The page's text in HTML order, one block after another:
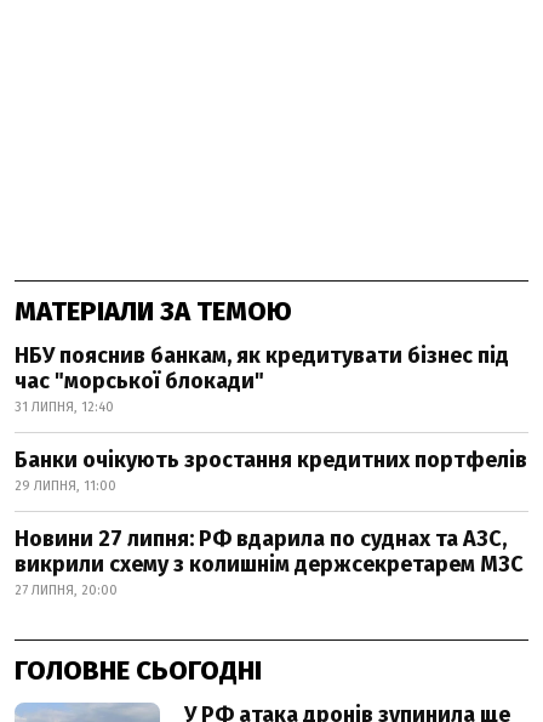
МАТЕРІАЛИ ЗА ТЕМОЮ
НБУ пояснив банкам, як кредитувати бізнес під
час "морської блокади"
31 ЛИПНЯ, 12:40
Банки очікують зростання кредитних портфелів
29 ЛИПНЯ, 11:00
Новини 27 липня: РФ вдарила по суднах та АЗС,
викрили схему з колишнім держсекретарем МЗС
27 ЛИПНЯ, 20:00
ГОЛОВНЕ СЬОГОДНІ
У РФ атака дронів зупинила ще